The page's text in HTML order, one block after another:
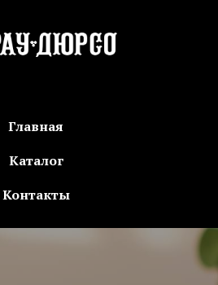
Главная
Каталог
Контакты